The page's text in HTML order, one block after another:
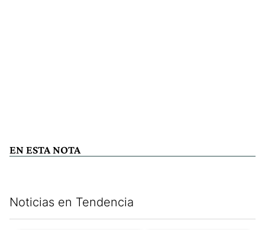
EN ESTA NOTA
Noticias en Tendencia